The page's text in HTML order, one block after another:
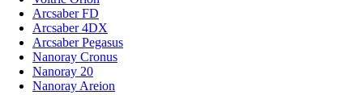
Arcsaber FD
Arcsaber 4DX
Arcsaber Pegasus
Nanoray Cronus
Nanoray 20
Nanoray Areion